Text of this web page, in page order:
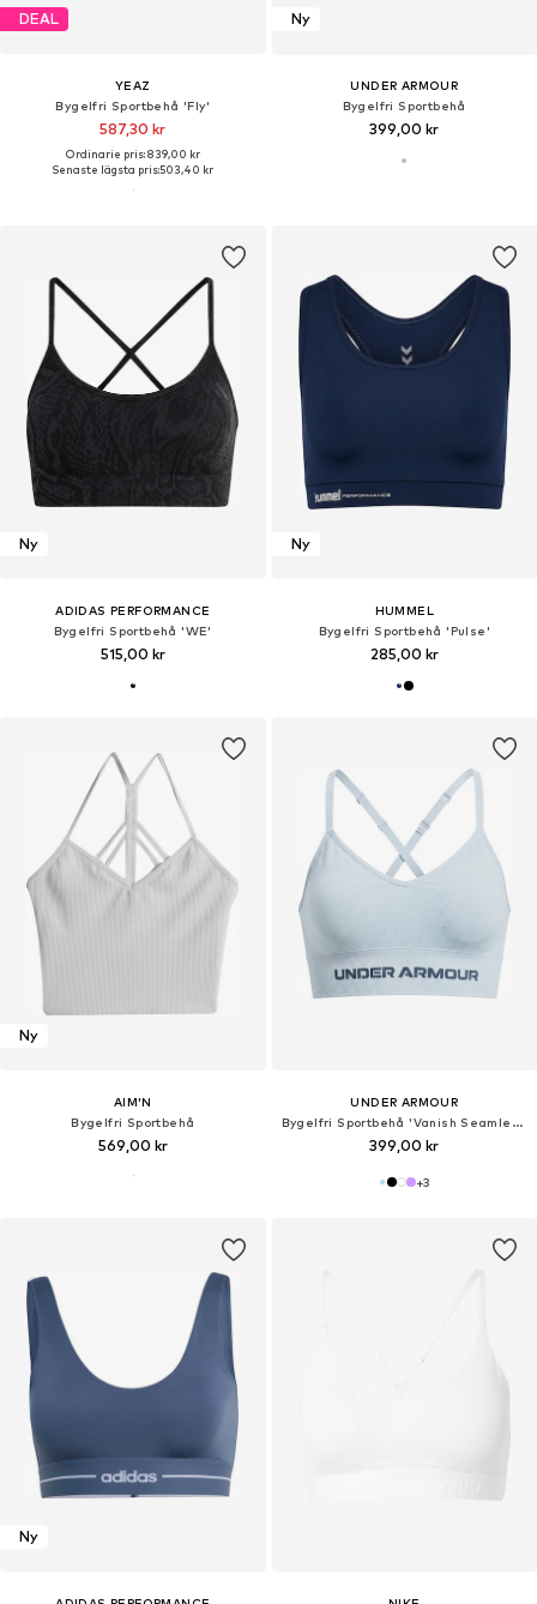
DEAL
YEAZ
Bygelfri Sportbehå 'Fly'
587,30 kr
Ordinarie pris: 839,00 kr
Senaste lägsta pris:503,40 kr
Ny
UNDER ARMOUR
Bygelfri Sportbehå
399,00 kr
Ny
ADIDAS PERFORMANCE
Bygelfri Sportbehå 'WE'
515,00 kr
Ny
HUMMEL
Bygelfri Sportbehå 'Pulse'
285,00 kr
Ny
AIM'N
Bygelfri Sportbehå
569,00 kr
UNDER ARMOUR
Bygelfri Sportbehå 'Vanish Seamless'
399,00 kr
+3
Ny